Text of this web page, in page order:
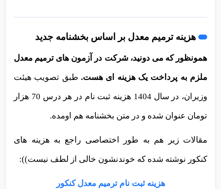
هزینه ترمیم معدل بر اساس بخشنامه جدید
همونظور که می دونید، شرکت در آزمون های ترمیم معدل
ملزم به پرداخت یک هزینه ای هست. طبق تصویب هیئت
وزیران، در سال 1404 هزینه ثبت نام در هر درس 70 هزار
تومان عنوان شده و در متن بخشنامه هم اومده.
مقالات زیر هم به طور اختصاصی راجع به هزینه های
کنکور نوشته شده که خوندنشون خالی از لطف نیست)):
هزینه ثبت نام ترمیم معدل کنکور